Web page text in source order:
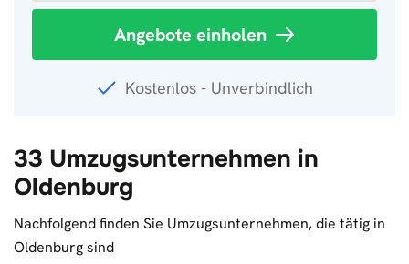
Angebote einholen
Kostenlos - Unverbindlich
33 Umzugsunternehmen in
Oldenburg
Nachfolgend finden Sie Umzugsunternehmen, die tätig in
Oldenburg sind